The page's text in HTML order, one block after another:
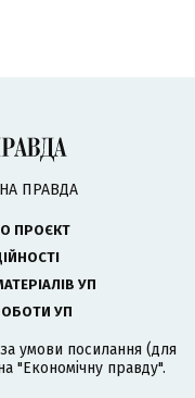
ПРАВДА
ПРОЄКТ
УП
УП
умови посилання (для
"Економічну правду".